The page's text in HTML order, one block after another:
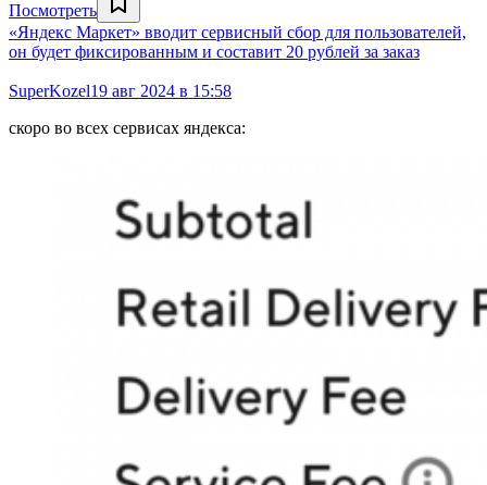
Посмотреть
«Яндекс Маркет» вводит сервисный сбор для пользователей,
он будет фиксированным и составит 20 рублей за заказ
SuperKozel19 авг 2024 в 15:58
скоро во всех сервисах яндекса: